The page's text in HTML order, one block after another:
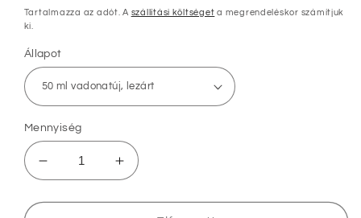
ár
Tartalmazza az adót. A szállítási költséget a megrendeléskor számítjuk
ki.
Állapot
Mennyiség
Bottega
Veneta
Eau
Bottega
Veneta
Eau